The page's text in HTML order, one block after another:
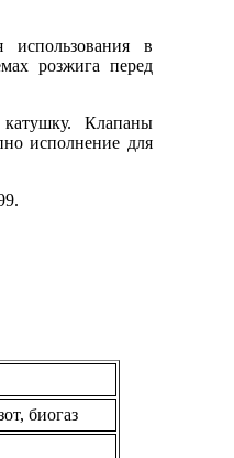
в
розжига перед
Клапаны
исполнение для
биогаз